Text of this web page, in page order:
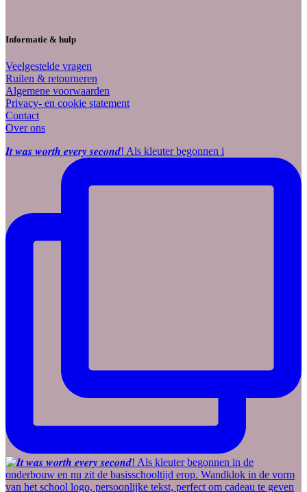
Informatie & hulp
Veelgestelde vragen
Ruilen & retourneren
Algemene voorwaarden
Privacy- en cookie statement
Contact
Over ons
𝑰𝒕 𝒘𝒂𝒔 𝒘𝒐𝒓𝒕𝒉 𝒆𝒗𝒆𝒓𝒚 𝒔𝒆𝒄𝒐𝒏𝒅! Als kleuter begonnen i